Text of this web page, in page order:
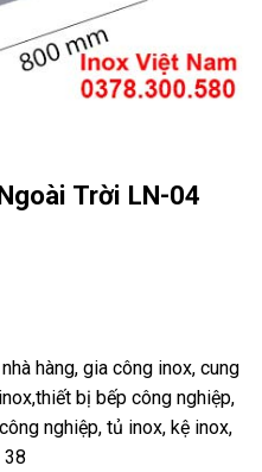
Trời LN-04
hàng, gia công inox, cung
bị bếp công nghiệp,
nghiệp, tủ inox, kệ inox,
38